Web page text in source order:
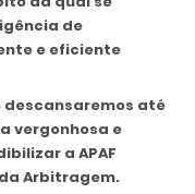
de
e eficiente
até
vergonhosa e
a APAF
Arbitragem.